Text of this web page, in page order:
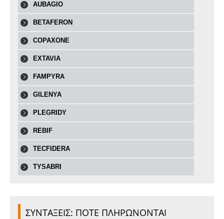
AUBAGIO
BETAFERON
COPAXONE
EXTAVIA
FAMPYRA
GILENYA
PLEGRIDY
REBIF
TECFIDERA
TYSABRI
ΣΥΝΤΑΞΕΙΣ: ΠΟΤΕ ΠΛΗΡΩΝΟΝΤΑΙ